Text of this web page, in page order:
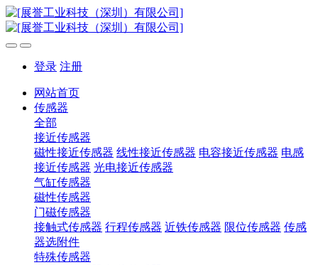
登录 注册
网站首页
传感器
全部
接近传感器
磁性接近传感器 线性接近传感器 电容接近传感器 电感
接近传感器 光电接近传感器
气缸传感器
磁性传感器
门磁传感器
接触式传感器 行程传感器 近铁传感器 限位传感器 传感
器选附件
特殊传感器